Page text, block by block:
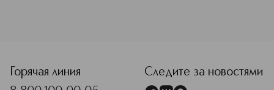
Горячая линия
Следите за новостями